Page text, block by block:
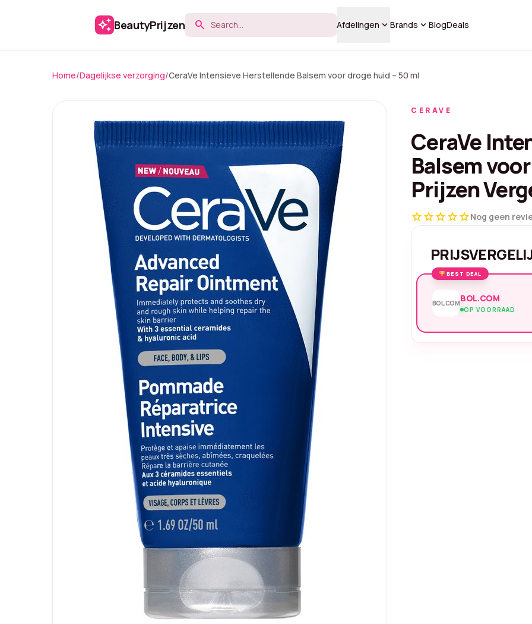
auto_awesome BeautyPrijzen search Afdelingen keyboard_arrow_downBrands keyboard_arrow_downBlogDeals
Home/Dagelijkse verzorging/CeraVe Intensieve Herstellende Balsem voor droge huid – 50 ml
CERAVE
CeraVe
Balsem
Prijzen
starstarstarstarstarNog geen
BEST DEAL
BOL.COMBOL.COM
OP VOORRAAD